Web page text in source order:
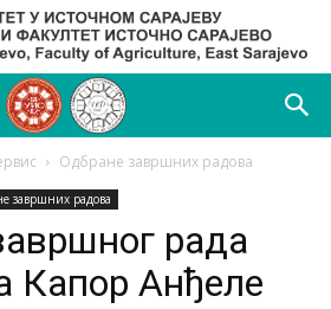
Одбране завршних радова
завршних радова
рада
Капор Анђеле